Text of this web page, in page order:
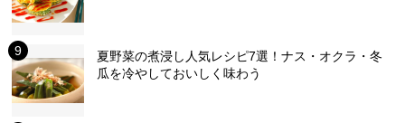
夏野菜の煮浸し人気レシピ7選！ナス・オクラ・冬
瓜を冷やしておいしく味わう